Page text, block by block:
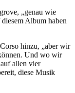
„genau wie
Album haben
hinzu, „aber wir
Und wo wir
allen vier
diese Musik